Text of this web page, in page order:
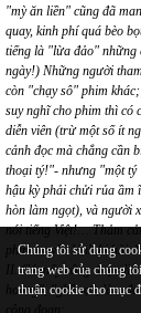
"mỳ ăn liền" cũng đã
quay, kinh phí quá bèo
tiếng là "lừa đảo" những
ngày!) Những người
còn "chạy sô" phim
suy nghĩ cho phim thì có
diễn viên (trừ một số ít
cảnh đọc mà chẳng cần
thoại tý!"- nhưng "một tý
hậu kỳ phải chửi rủa ầm
hòn làm ngọt), và người
nói tiếng Việt!… Thảm
phim truyền hình bi hài
II. Có mấy công đoạn
hoàng", "ghê sợ", làm
công đoạn:
Chúng tôi sử dụng
trang web của chúng
thuận cookie cho mục